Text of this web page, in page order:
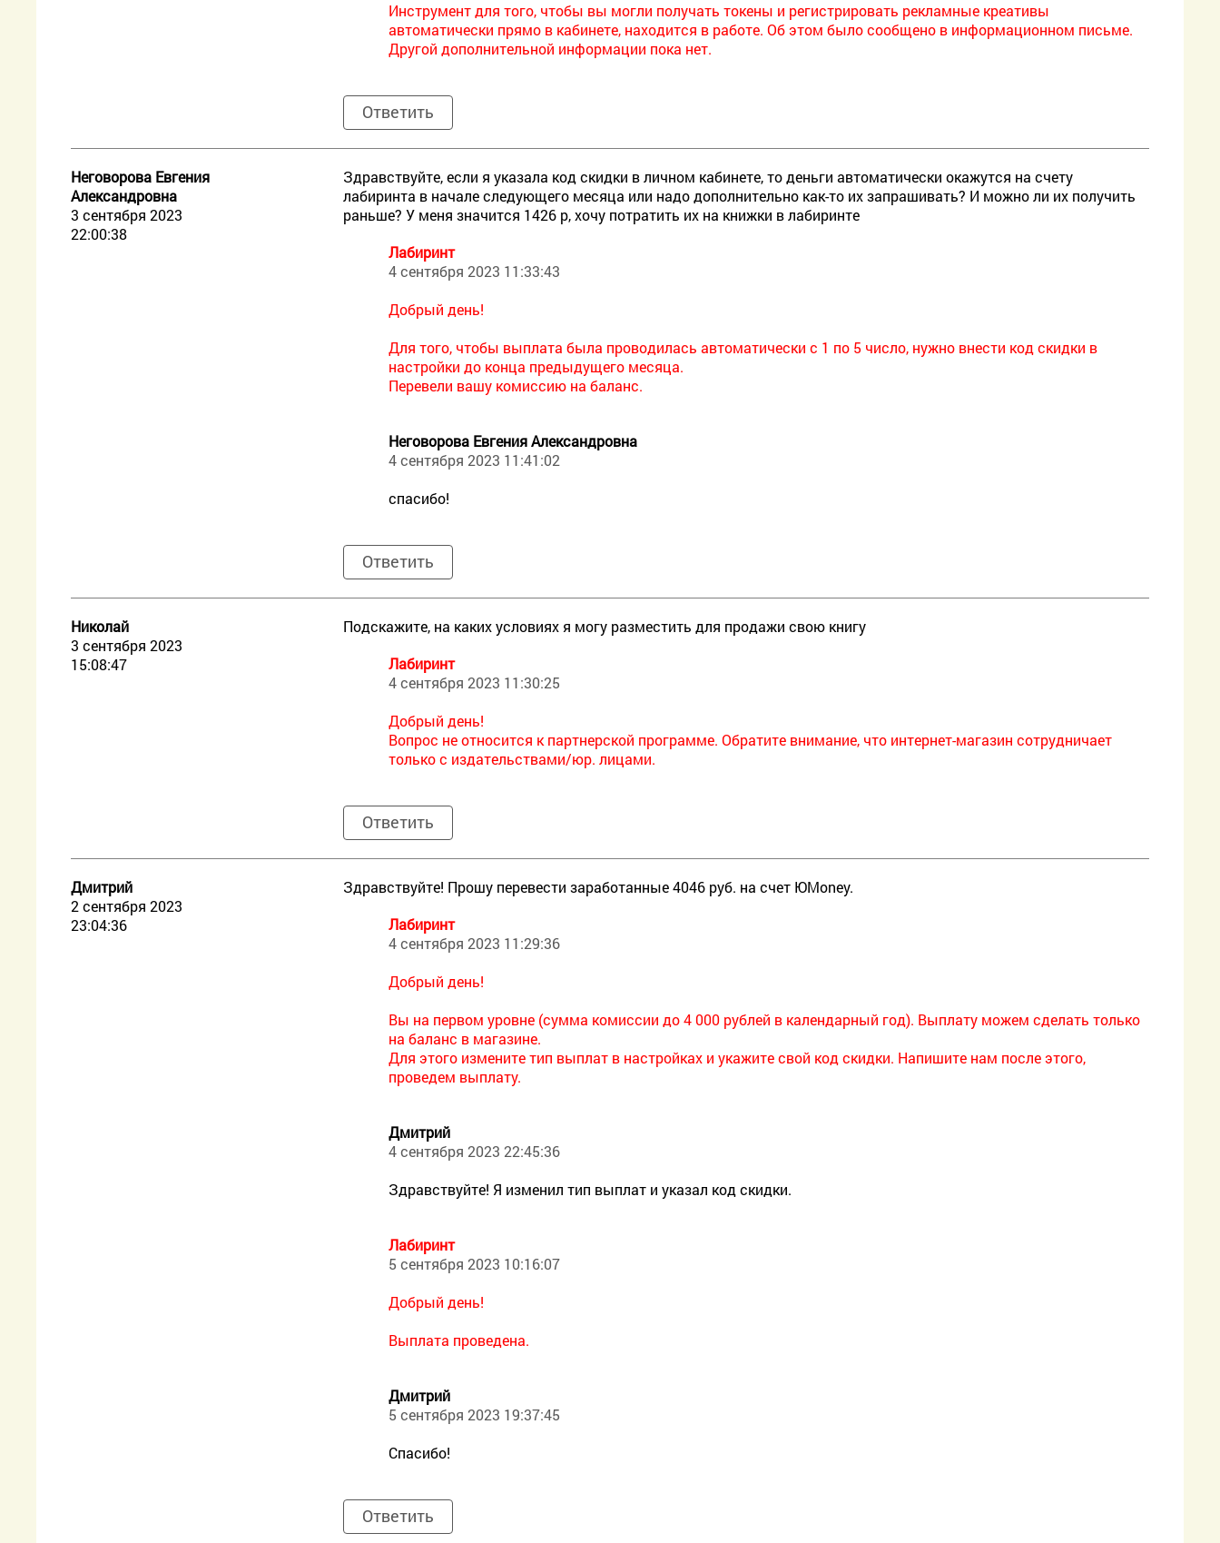
Инструмент для того, чтобы вы могли получать токены и регистрировать рекламные креативы
автоматически прямо в кабинете, находится в работе. Об этом было сообщено в информационном письме.
Другой дополнительной информации пока нет.
Ответить
Неговорова Евгения
Александровна
3 сентября 2023
22:00:38
Здравствуйте, если я указала код скидки в личном кабинете, то деньги автоматически окажутся на счету
лабиринта в начале следующего месяца или надо дополнительно как-то их запрашивать? И можно ли их получить
раньше? У меня значится 1426 р, хочу потратить их на книжки в лабиринте
Лабиринт
4 сентября 2023 11:33:43
Добрый день!
Для того, чтобы выплата была проводилась автоматически с 1 по 5 число, нужно внести код скидки в
настройки до конца предыдущего месяца.
Перевели вашу комиссию на баланс.
Неговорова Евгения Александровна
4 сентября 2023 11:41:02
спасибо!
Ответить
Николай
3 сентября 2023
15:08:47
Подскажите, на каких условиях я могу разместить для продажи свою книгу
Лабиринт
4 сентября 2023 11:30:25
Добрый день!
Вопрос не относится к партнерской программе. Обратите внимание, что интернет-магазин сотрудничает
только с издательствами/юр. лицами.
Ответить
Дмитрий
2 сентября 2023
23:04:36
Здравствуйте! Прошу перевести заработанные 4046 руб. на счет ЮMoney.
Лабиринт
4 сентября 2023 11:29:36
Добрый день!
Вы на первом уровне (сумма комиссии до 4 000 рублей в календарный год). Выплату можем сделать только
на баланс в магазине.
Для этого измените тип выплат в настройках и укажите свой код скидки. Напишите нам после этого,
проведем выплату.
Дмитрий
4 сентября 2023 22:45:36
Здравствуйте! Я изменил тип выплат и указал код скидки.
Лабиринт
5 сентября 2023 10:16:07
Добрый день!
Выплата проведена.
Дмитрий
5 сентября 2023 19:37:45
Спасибо!
Ответить